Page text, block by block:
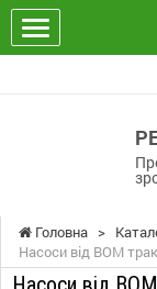
Головна >
Насоси від ВОМ